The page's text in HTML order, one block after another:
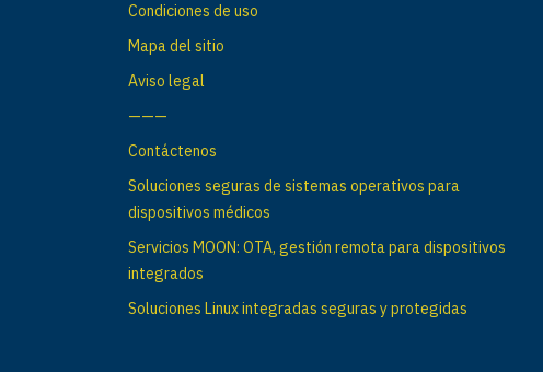
Condiciones de uso
Mapa del sitio
Aviso legal
———
Contáctenos
Soluciones seguras de sistemas operativos para
dispositivos médicos
Servicios MOON: OTA, gestión remota para dispositivos
integrados
Soluciones Linux integradas seguras y protegidas